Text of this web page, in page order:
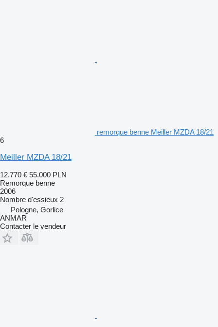
remorque benne Meiller MZDA 18/21
6
Meiller MZDA 18/21
12.770 € 55.000 PLN
Remorque benne
2006
Nombre d'essieux 2
Pologne, Gorlice
ANMAR
Contacter le vendeur